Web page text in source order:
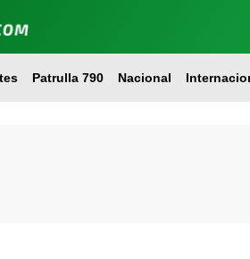
Patrulla 790 Nacional